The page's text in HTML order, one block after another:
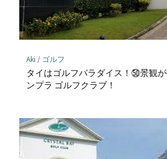
Aki / ゴルフ
タイはゴルフパラダイス！㊿景観
ンプラ ゴルフクラブ！